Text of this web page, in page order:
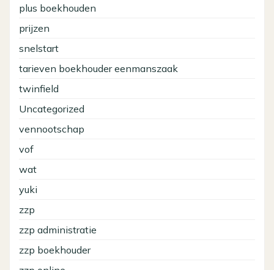
plus boekhouden
prijzen
snelstart
tarieven boekhouder eenmanszaak
twinfield
Uncategorized
vennootschap
vof
wat
yuki
zzp
zzp administratie
zzp boekhouder